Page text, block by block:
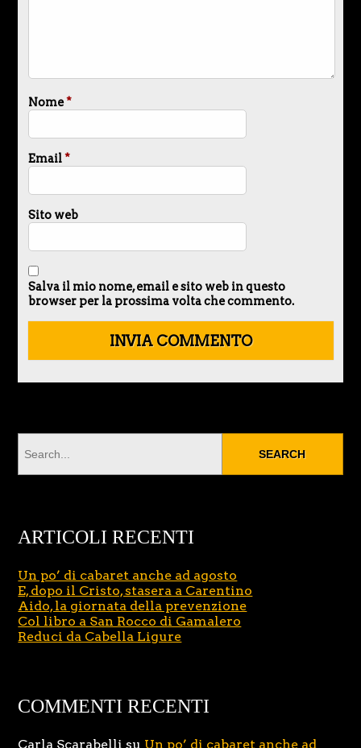
Nome*
Email*
Sito web
Salva il mio nome, email e sito web in questo
browser per la prossima volta che commento.
ARTICOLI RECENTI
Un po’ di cabaret anche ad agosto
E, dopo il Cristo, stasera a Carentino
Aido, la giornata della prevenzione
Col libro a San Rocco di Gamalero
Reduci da Cabella Ligure
COMMENTI RECENTI
Carla Scarabelli su Un po’ di cabaret anche ad